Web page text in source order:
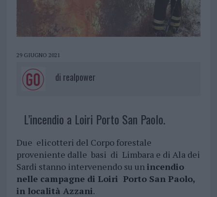
29 GIUGNO 2021
di realpower
L’incendio a Loiri Porto San Paolo.
Due elicotteri del Corpo forestale
proveniente dalle basi di Limbara e di Ala dei
Sardi stanno intervenendo su un incendio
nelle campagne di Loiri Porto San Paolo,
in località Azzani.